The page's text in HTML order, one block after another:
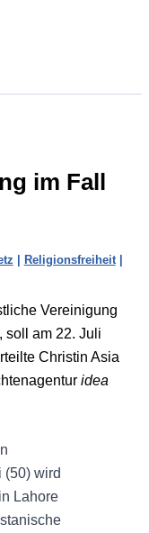
im Fall
| Religionsfreiheit|
Vereinigung
soll am 22. Juli
Christin Asia
idea
(50) wird
Lahore